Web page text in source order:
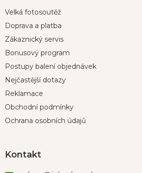
Velká fotosoutěž
Doprava a platba
Zákaznický servis
Bonusový program
Postupy balení objednávek
Nejčastější dotazy
Reklamace
Obchodní podmínky
Ochrana osobních údajů
Kontakt